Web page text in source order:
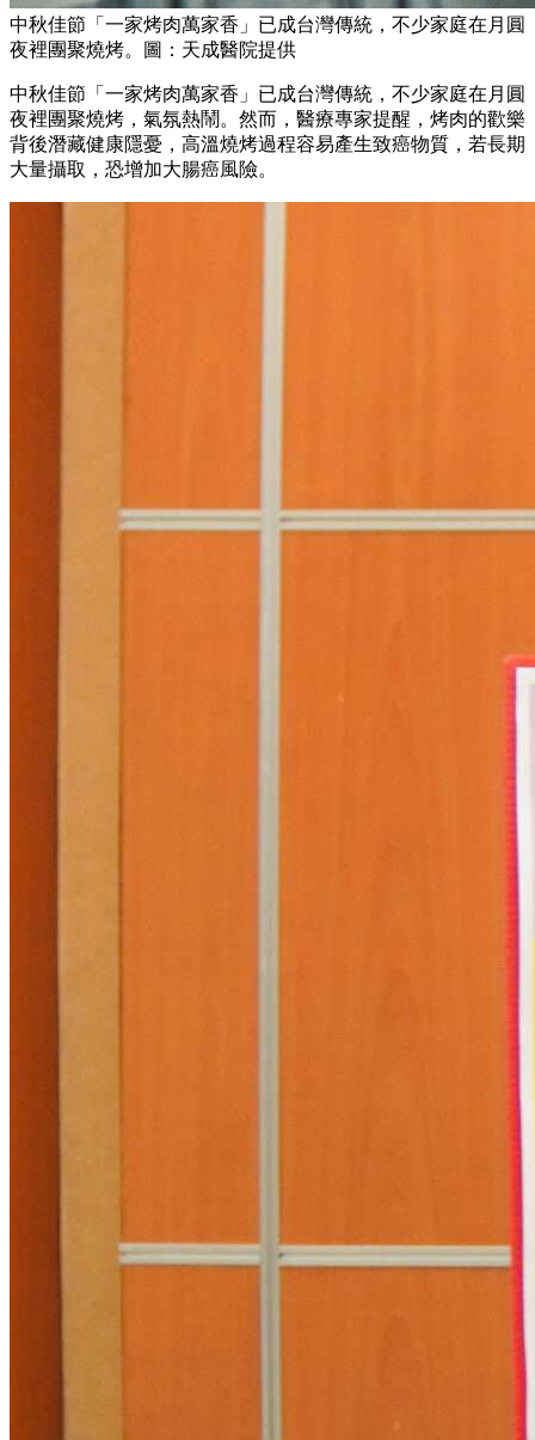
中秋佳節「一家烤肉萬家香」已成台灣傳統，不少家庭在月圓
夜裡團聚燒烤。圖：天成醫院提供
中秋佳節「一家烤肉萬家香」已成台灣傳統，不少家庭在月圓
夜裡團聚燒烤，氣氛熱鬧。然而，醫療專家提醒，烤肉的歡樂
背後潛藏健康隱憂，高溫燒烤過程容易產生致癌物質，若長期
大量攝取，恐增加大腸癌風險。